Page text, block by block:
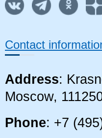
Contact
Address:
Moscow,
Phone: +7